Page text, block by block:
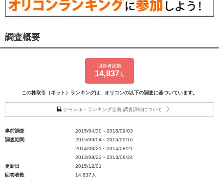
調査概要
回答者総数
14,837 人
この株取引（ネット）ランキングは、オリコンの以下の調査に基づいています。
ジャンル・ランキング定義 調査詳細について
事前調査
2015/04/30～2015/09/03
調査期間
2015/09/04～2015/09/16
2014/08/21～2014/08/21
2013/08/23～2013/08/24
更新日
2015/12/01
回答者数
14,837人